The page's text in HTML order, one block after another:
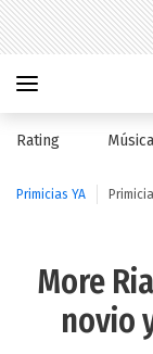
Rating Música
Primicias YA
More
novio